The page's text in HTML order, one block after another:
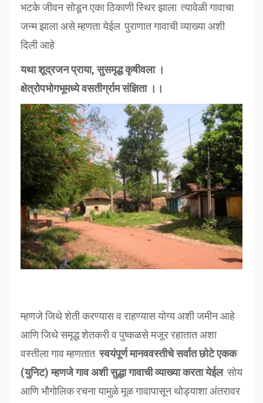
भटके जीवन सोडून एका ठिकाणी स्थिर झाला. त्यावेळी गावाचा
जन्म झाला असे म्हणता येईल. पुराणात गावाची व्याख्या अशी
दिली आहे:
यथा शूद्रजन प्राया, सुसमृद्ध कृषीवला ।
क्षेत्रोपभोगभूमध्ये वसतीर्ग्राम संज्ञिता ।।
म्हणजे जिथे शेती करण्यास व राहण्यास योग्य अशी जमीन आहे
आणि जिथे समृद्ध शेतकरी व पुष्कळसे मजूर रहातात अशा
वस्तीला गाव म्हणतात.स्वयंपूर्ण मानववस्तीचे सर्वात छोटे एकक
(युनिट) म्हणजे गाव अशी सुद्धा गावाची व्याख्या करता येईल. सोय
आणि भौगोलिक रचना यामुळे मूळ गावापासून थोड्याशा अंतरावर